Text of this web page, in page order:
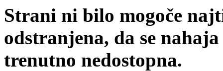
Strani ni bilo mogoče
odstranjena, da se
trenutno nedostopna.